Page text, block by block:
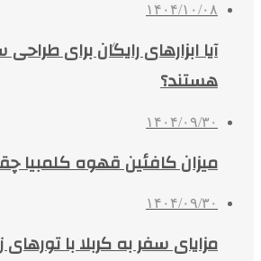
۱۴۰۴/۱۰/۰۸
آیا ابزارهای رایگان برای
هستند؟
۱۴۰۴/۰۹/۳۰
میزان کافئین قهوه کلمبیا
۱۴۰۴/۰۹/۳۰
مزایای سفر به کربلا با